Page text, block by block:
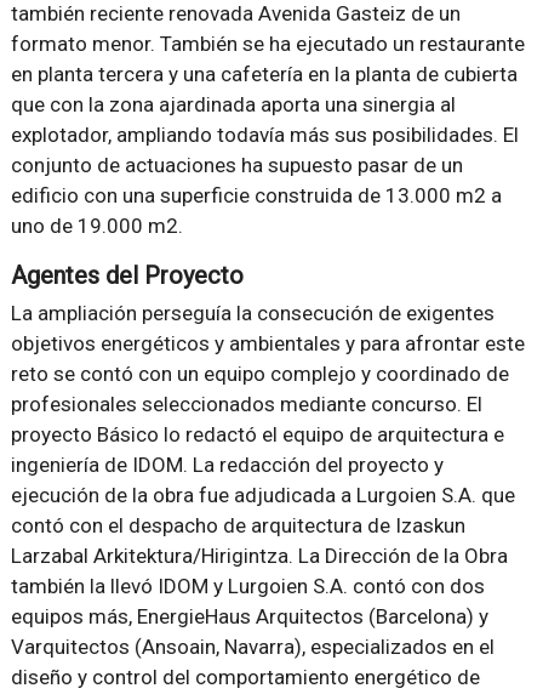
también reciente renovada Avenida Gasteiz de un
formato menor. También se ha ejecutado un restaurante
en planta tercera y una cafetería en la planta de cubierta
que con la zona ajardinada aporta una sinergia al
explotador, ampliando todavía más sus posibilidades. El
conjunto de actuaciones ha supuesto pasar de un
edificio con una superficie construida de 13.000 m2 a
uno de 19.000 m2.
Agentes del Proyecto
La ampliación perseguía la consecución de exigentes
objetivos energéticos y ambientales y para afrontar este
reto se contó con un equipo complejo y coordinado de
profesionales seleccionados mediante concurso. El
proyecto Básico lo redactó el equipo de arquitectura e
ingeniería de IDOM. La redacción del proyecto y
ejecución de la obra fue adjudicada a Lurgoien S.A. que
contó con el despacho de arquitectura de Izaskun
Larzabal Arkitektura/Hirigintza. La Dirección de la Obra
también la llevó IDOM y Lurgoien S.A. contó con dos
equipos más, EnergieHaus Arquitectos (Barcelona) y
Varquitectos (Ansoain, Navarra), especializados en el
diseño y control del comportamiento energético de